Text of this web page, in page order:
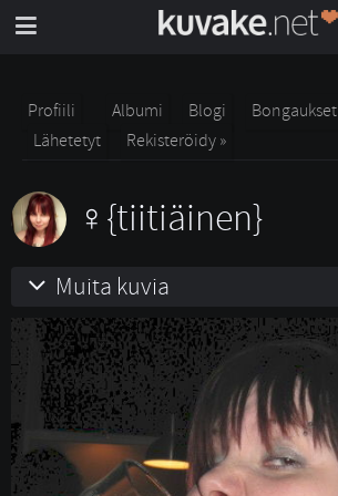
Profiili Albumi Blogi Bongaukset
Lähetetyt
Rekisteröidy »
{tiitiäinen}
Muita kuvia